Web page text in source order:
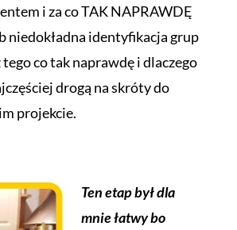
i za co TAK NAPRAWDĘ
niedokładna identyfikacja grup
co tak naprawdę i dlaczego
drogą na skróty do
projekcie.
Ten etap był dla
mnie łatwy bo